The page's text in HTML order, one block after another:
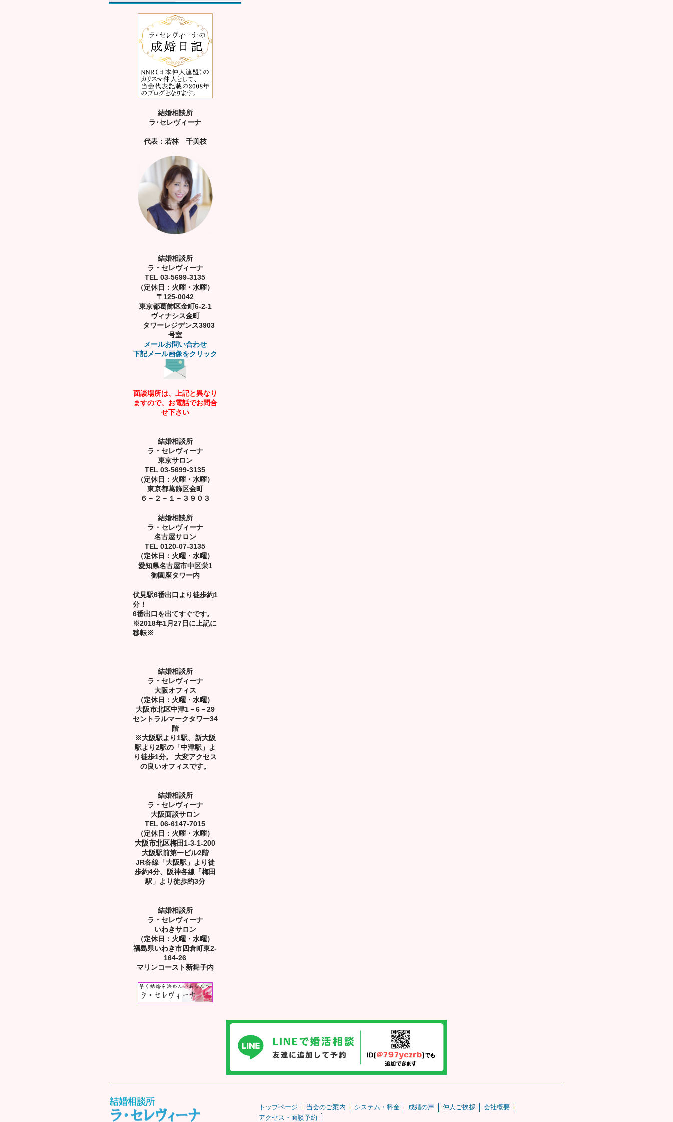
結婚相談所
ラ･セレヴィーナ
代表：若林 千美枝
結婚相談所
ラ・セレヴィーナ
TEL 03-5699-3135
（定休日：火曜・水曜）
〒125-0042
東京都葛飾区金町6-2-1
ヴィナシス金町
タワーレジデンス3903
号室
メールお問い合わせ
下記メール画像をクリック
面談場所は、上記と異なり
ますので、お電話でお問合
せ下さい
結婚相談所
ラ・セレヴィーナ
東京サロン
TEL 03-5699-3135
（定休日：火曜・水曜）
東京都葛飾区金町
６－２－１－３９０３
結婚相談所
ラ・セレヴィーナ
名古屋サロン
TEL 0120-07-3135
（定休日：火曜・水曜）
愛知県名古屋市中区栄1
御園座タワー内
伏見駅6番出口より徒歩約1
分！
6番出口を出てすぐです。
※2018年1月27日に上記に
移転※
結婚相談所
ラ・セレヴィーナ
大阪オフィス
（定休日：火曜・水曜）
大阪市北区中津1－6－29
セントラルマークタワー34
階
※大阪駅より1駅、新大阪
駅より2駅の「中津駅」よ
り徒歩1分。 大変アクセス
の良いオフィスです。
結婚相談所
ラ・セレヴィーナ
大阪面談サロン
TEL 06-6147-7015
（定休日：火曜・水曜）
大阪市北区梅田1-3-1-200
大阪駅前第一ビル2階
JR各線「大阪駅」より徒
歩約4分、阪神各線「梅田
駅」より徒歩約3分
結婚相談所
ラ・セレヴィーナ
いわきサロン
（定休日：火曜・水曜）
福島県いわき市四倉町東2-
164-26
マリンコースト新舞子内
トップページ 当会のご案内 システム・料金 成婚の声 仲人ご挨拶
会社概要
アクセス・面談予約